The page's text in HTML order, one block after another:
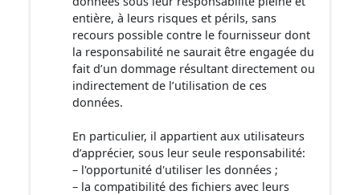
entière, à leurs risques et périls, sans
recours possible contre le fournisseur dont
la responsabilité ne saurait être engagée du
fait d’un dommage résultant directement ou
indirectement de l’utilisation de ces
données.
En particulier, il appartient aux utilisateurs
d’apprécier, sous leur seule responsabilité:
– l'opportunité d'utiliser les données ;
– la compatibilité des fichiers avec leurs